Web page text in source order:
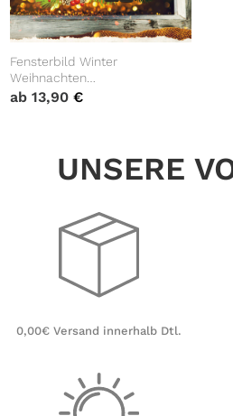
Fensterbild Winter
Weihnachten
wiederverwendbar
ab13,90€
UNSERE
0,00€ Versand innerhalb Dtl.